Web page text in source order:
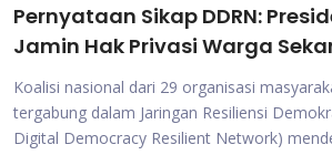
Pernyataan Sikap DDRN:
Jamin Hak Privasi Warga
Koalisi nasional dari 29 organisasi
tergabung dalam Jaringan Resiliensi
Digital Democracy Resilient Network)